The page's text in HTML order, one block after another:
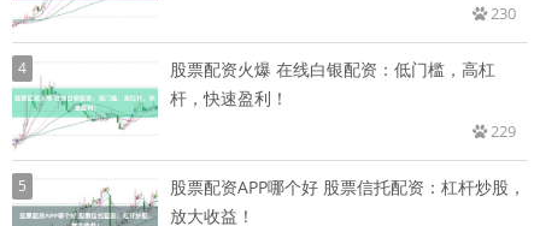
230
4
股票配资火爆 在线白银配资：低门槛，高杠
杆，快速盈利！
229
5
股票配资APP哪个好 股票信托配资：杠杆炒股，
放大收益！